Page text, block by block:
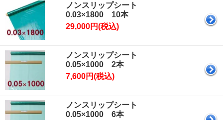
ノンスリップシート
0.03×1800 10本
29,000円(税込)
ノンスリップシート
0.05×1000 2本
7,600円(税込)
ノンスリップシート
0.05×1000 6本